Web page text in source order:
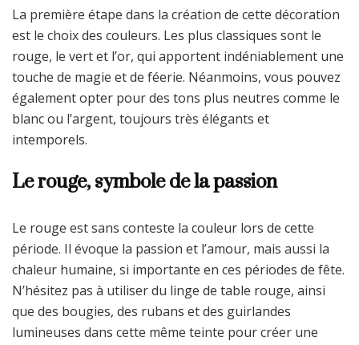
La première étape dans la création de cette décoration
est le choix des couleurs. Les plus classiques sont le
rouge, le vert et l’or, qui apportent indéniablement une
touche de magie et de féerie. Néanmoins, vous pouvez
également opter pour des tons plus neutres comme le
blanc ou l’argent, toujours très élégants et
intemporels.
Le rouge, symbole de la passion
Le rouge est sans conteste la couleur lors de cette
période. Il évoque la passion et l’amour, mais aussi la
chaleur humaine, si importante en ces périodes de fête.
N’hésitez pas à utiliser du linge de table rouge, ainsi
que des bougies, des rubans et des guirlandes
lumineuses dans cette même teinte pour créer une